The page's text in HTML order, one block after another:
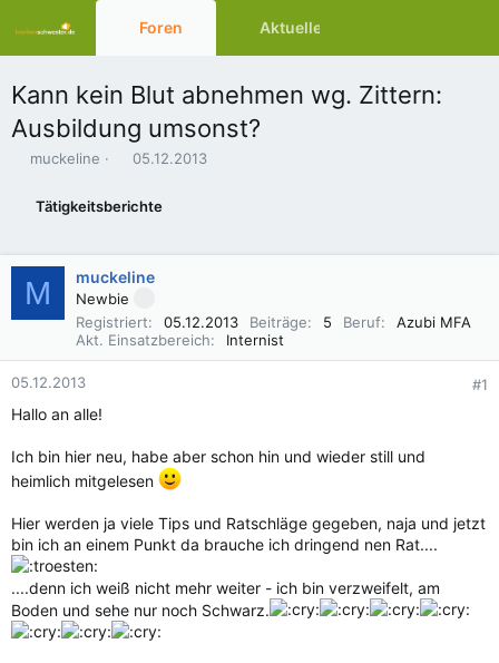
Foren Aktuelles
Kann kein Blut abnehmen wg. Zittern:
Ausbildung umsonst?
E
s
l
e
r
muckeline
E
t
l
l
a
m
05.12.2013
Tätigkeitsberichte
M muckeline
Newbie
Registriert
05.12.2013 Beiträge 5 Beruf
Azubi MFA
Akt. Einsatzbereich
Internist
05.12.2013 #1
Hallo an alle!
Ich bin hier neu, habe aber schon hin und wieder still und
heimlich mitgelesen
Hier werden ja viele Tips und Ratschläge gegeben, naja und jetzt
bin ich an einem Punkt da brauche ich dringend nen Rat....
....denn ich weiß nicht mehr weiter - ich bin verzweifelt, am
Boden und sehe nur noch Schwarz.